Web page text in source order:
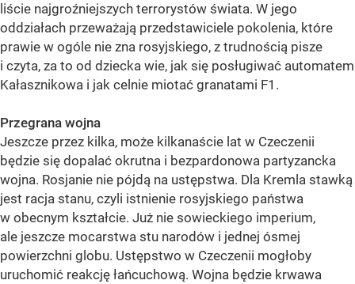
liście najgroźniejszych terrorystów świata. W jego
oddziałach przeważają przedstawiciele pokolenia, które
prawie w ogóle nie zna rosyjskiego, z trudnością pisze
i czyta, za to od dziecka wie, jak się posługiwać automatem
Kałasznikowa i jak celnie miotać granatami F1.
Przegrana wojna
Jeszcze przez kilka, może kilkanaście lat w Czeczenii
będzie się dopalać okrutna i bezpardonowa partyzancka
wojna. Rosjanie nie pójdą na ustępstwa. Dla Kremla stawką
jest racja stanu, czyli istnienie rosyjskiego państwa
w obecnym kształcie. Już nie sowieckiego imperium,
ale jeszcze mocarstwa stu narodów i jednej ósmej
powierzchni globu. Ustępstwo w Czeczenii mogłoby
uruchomić reakcję łańcuchową. Wojna będzie krwawa